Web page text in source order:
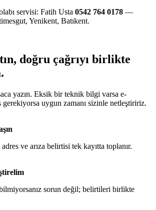
servisi: Fatih Usta 0542 764 0178 —
Yenikent, Batıkent.
doğru çağrıyı birlikte
yazın. Eksik bir teknik bilgi varsa e-
gerekiyorsa uygun zamanı sizinle netleştiririz.
ve arıza belirtisi tek kayıtta toplanır.
sorun değil; belirtileri birlikte